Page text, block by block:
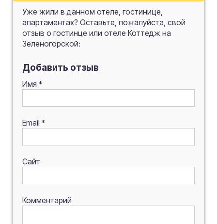
Уже жили в данном отеле, гостинице,
апартаментах? Оставьте, пожалуйста, свой
отзыв о гостинце или отеле Коттедж на
Зеленогорской:
Добавить отзыв
Имя *
Email *
Сайт
Комментарий